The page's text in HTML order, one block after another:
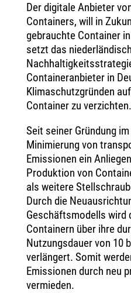
Der digitale Anbieter
Containers, will in
gebrauchte Container
setzt das
Containeranbieter in
Klimaschutzgründen
Container zu verzichten.
Seit seiner Gründung
Minimierung von
Emissionen ein
Produktion von
als weitere
Durch die
Geschäftsmodells wird
Containern über ihre
Nutzungsdauer von 10
verlängert. Somit
Emissionen durch neu
vermieden.